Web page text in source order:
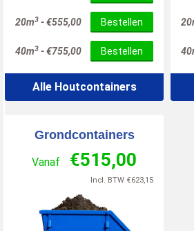
20m3 -€555,00 Bestellen
40m3 -€755,00 Bestellen
Alle Houtcontainers
Grondcontainers
Vanaf €515,00
Incl. BTW €623,15